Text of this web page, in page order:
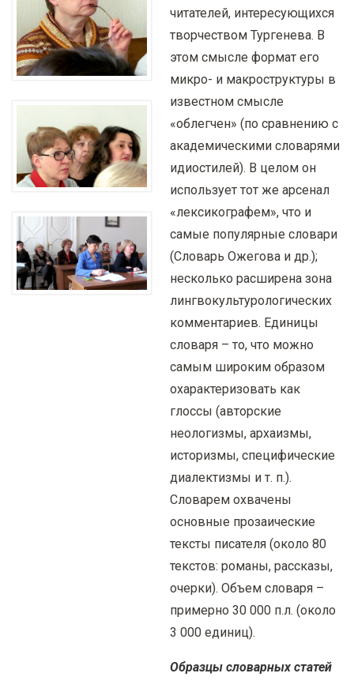
читателей, интересующихся
творчеством Тургенева. В
этом смысле формат его
микро- и макроструктуры в
известном смысле
«облегчен» (по сравнению с
академическими словарями
идиостилей). В целом он
использует тот же арсенал
«лексикографем», что и
самые популярные словари
(Словарь Ожегова и др.);
несколько расширена зона
лингвокультурологических
комментариев. Единицы
словаря – то, что можно
самым широким образом
охарактеризовать как
глоссы (авторские
неологизмы, архаизмы,
историзмы, специфические
диалектизмы и т. п.).
Словарем охвачены
основные прозаические
тексты писателя (около 80
текстов: романы, рассказы,
очерки). Объем словаря –
примерно 30 000 п.л. (около
3 000 единиц).
Образцы словарных статей